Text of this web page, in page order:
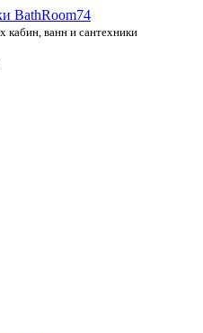
кабин, ванн и сантехники